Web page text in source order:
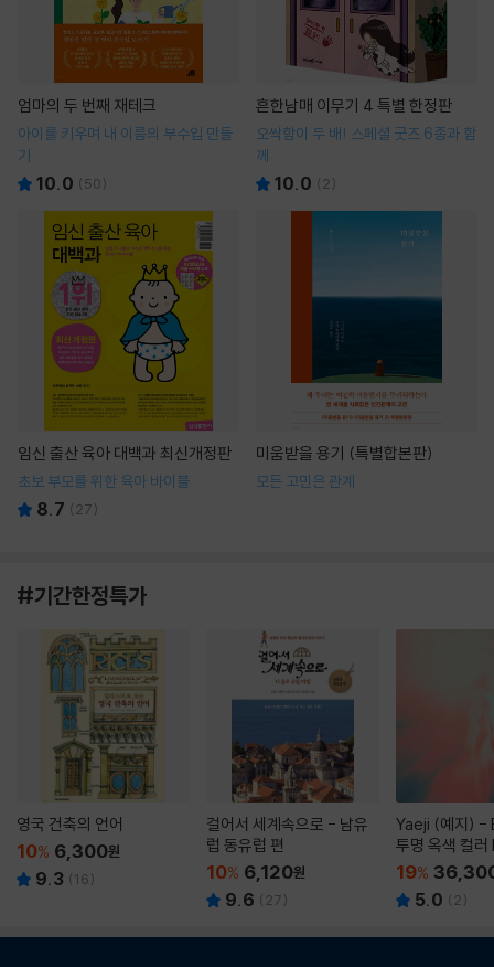
엄마의 두 번째 재테크
아이를 키우며 내 이름의 부수입 만들
기
10.0 (50)
흔한남매 이무기 4 특별 한정판
오싹함이 두 배! 스페셜 굿즈 6종과 함
께
10.0 ( 2)
임신 출산 육아 대백과 최신개정판
초보 부모를 위한 육아 바이블
8.7 ( 27)
미움받을 용기 (특별합본판)
모든 고민은 관계
#기간한정특가
영국 건축의 언어
10% 6,300원
9.3 (16)
걸어서 세계속으로 - 남유
럽 동유럽 편
10% 6,120원
9.6 ( 27)
Yaeji (예지) -
투명 옥색 컬
19%
5.0 ( 2)